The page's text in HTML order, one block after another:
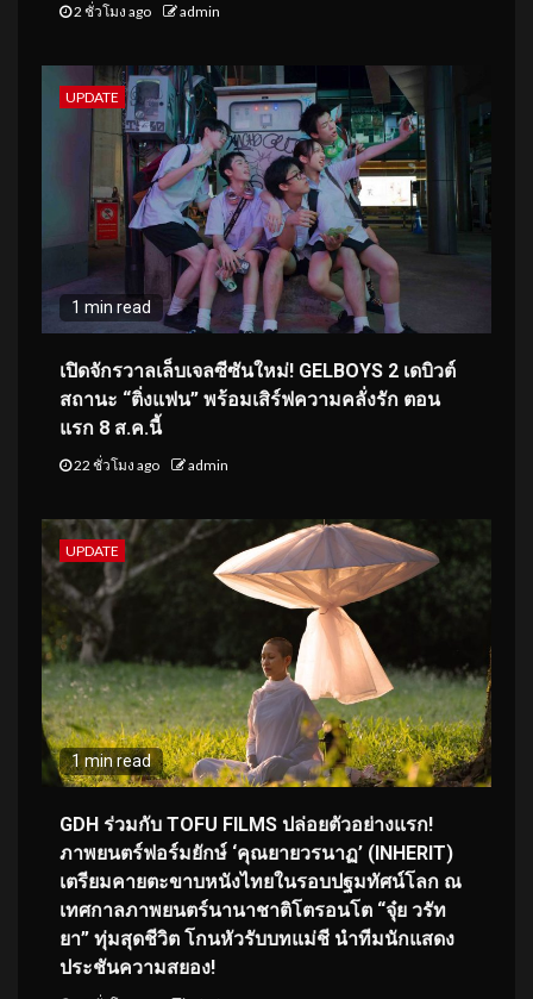
2 ชั่วโมง ago admin
UPDATE
1 min read
เปิดจักรวาลเล็บเจลซีซันใหม่! GELBOYS 2 เดบิวต์
สถานะ “ติ่งแฟน” พร้อมเสิร์ฟความคลั่งรัก ตอน
แรก 8 ส.ค.นี้
22 ชั่วโมง ago admin
UPDATE
1 min read
GDH ร่วมกับ TOFU FILMS ปล่อยตัวอย่างแรก!
ภาพยนตร์ฟอร์มยักษ์ ‘คุณยายวรนาฏ’ (INHERIT)
เตรียมคายตะขาบหนังไทยในรอบปฐมทัศน์โลก ณ
เทศกาลภาพยนตร์นานาชาติโตรอนโต “จุ๋ย วรัท
ยา” ทุ่มสุดชีวิต โกนหัวรับบทแม่ชี นำทีมนักแสดง
ประชันความสยอง!